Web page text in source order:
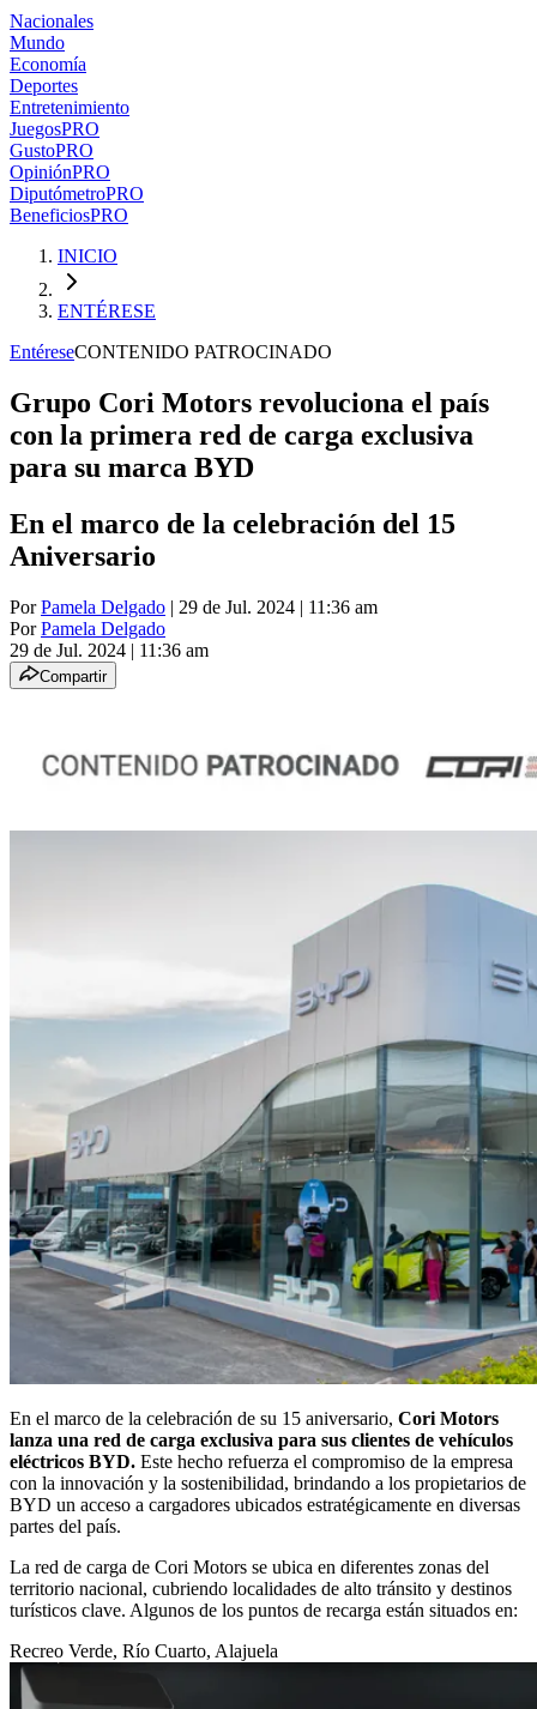
Nacionales
Mundo
Economía
Deportes
Entretenimiento
JuegosPRO
GustoPRO
OpiniónPRO
DiputómetroPRO
BeneficiosPRO
INICIO
ENTÉRESE
EntéreseCONTENIDO PATROCINADO
Grupo Cori Motors revoluciona el país
con la primera red de carga exclusiva
para su marca BYD
En el marco de la celebración del 15
Aniversario
PorPamela Delgado | 29 de Jul. 2024 | 11:36 am
PorPamela Delgado
29 de Jul. 2024 | 11:36 am
Compartir
En el marco de la celebración de su 15 aniversario, Cori Motors
lanza una red de carga exclusiva para sus clientes de vehículos
eléctricos BYD. Este hecho refuerza el compromiso de la empresa
con la innovación y la sostenibilidad, brindando a los propietarios de
BYD un acceso a cargadores ubicados estratégicamente en diversas
partes del país.
La red de carga de Cori Motors se ubica en diferentes zonas del
territorio nacional, cubriendo localidades de alto tránsito y destinos
turísticos clave. Algunos de los puntos de recarga están situados en:
Recreo Verde, Río Cuarto, Alajuela